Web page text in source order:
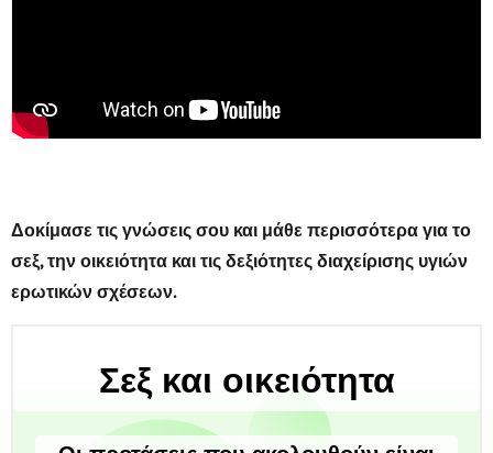
Δοκίμασε τις γνώσεις σου και μάθε περισσότερα για το
σεξ, την οικειότητα και τις δεξιότητες διαχείρισης υγιών
ερωτικών σχέσεων.